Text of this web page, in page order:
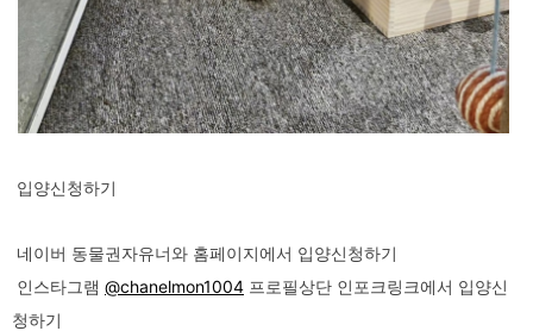
입양신청하기
네이버 동물권자유너와 홈페이지에서 입양신청하기
인스타그램 @chanelmon1004 프로필상단 인포크링크에서 입양신
청하기